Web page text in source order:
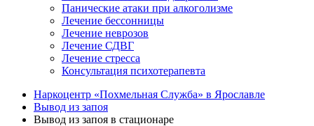
Панические атаки при алкоголизме
Лечение бессонницы
Лечение неврозов
Лечение СДВГ
Лечение стресса
Консультация психотерапевта
Наркоцентр «Похмельная Служба» в Ярославле
Вывод из запоя
Вывод из запоя в стационаре